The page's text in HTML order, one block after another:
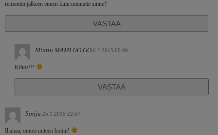
remontin jälkeen ennen kuin muutatte sinne?
VASTAA
Minttu MAMI GO GO 6.2.2015 00:08
Kiitos!!!
VASTAA
Sonju 25.1.2015 22:57
Ihanaa, onnea uuteen kotiin!